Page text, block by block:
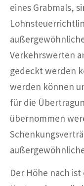
eines Grabmals,
Verkehrswerten
gedeckt werden
werden können
für die
übernommen
Der Höhe nach